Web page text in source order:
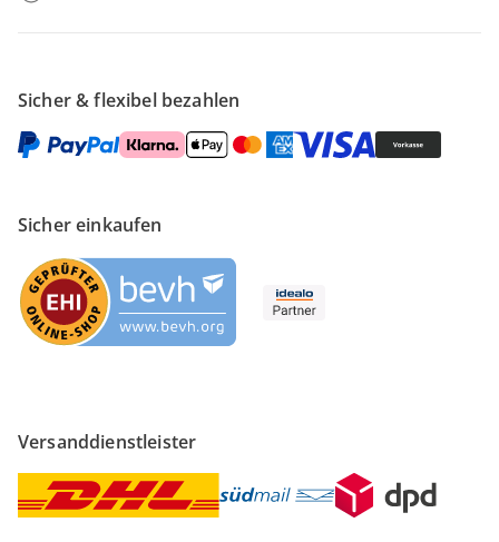
Sicher & flexibel bezahlen
Sicher einkaufen
Versanddienstleister